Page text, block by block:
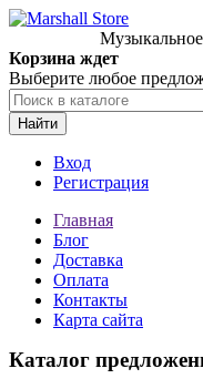
Музыкальное
Корзина ждет
Выберите любое
Найти
Вход
Регистрация
Главная
Блог
Доставка
Оплата
Контакты
Карта сайта
Каталог